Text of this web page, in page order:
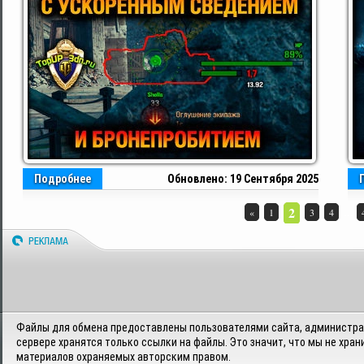
Обновлено: 19 Сентября 2025
Подробнее
« 1 2 3 4
Файлы для обмена предоставлены пользователями сайта,
сервере хранятся только ссылки на файлы. Это значит, что мы не
материалов охраняемых авторским правом.